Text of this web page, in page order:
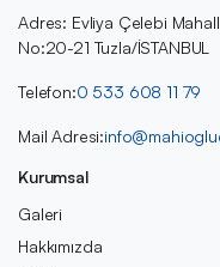
Adres: Evliya Çelebi
No:20-21 Tuzla/İSTANBUL
Telefon:0 533 608 11 79
Mail Adresi:
Kurumsal
Galeri
Hakkımızda